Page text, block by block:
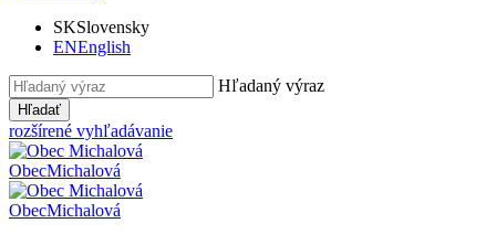
SKSlovensky
ENEnglish
Hľadaný výraz
Hľadať
rozšírené vyhľadávanie
ObecMichalová
ObecMichalová